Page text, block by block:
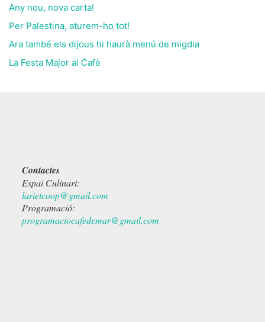
Any nou, nova carta!
Per Palestina, aturem-ho tot!
Ara també els dijous hi haurà menú de migdia
La Festa Major al Cafè
Contactes
Espai Culinari:
larietcoop@gmail.com
Programació:
programaciocafedemar@gmail.com